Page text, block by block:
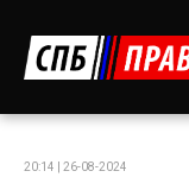
20:14 | 26-08-2024